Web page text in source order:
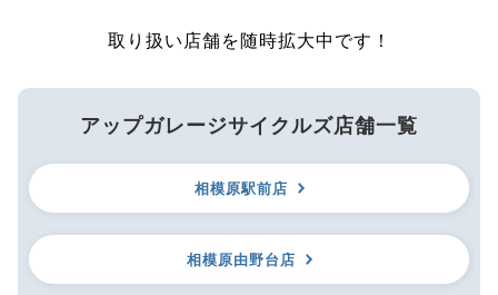
取り扱い店舗を随時拡大中です！
アップガレージサイクルズ店舗一覧
相模原駅前店
相模原由野台店